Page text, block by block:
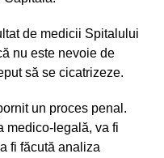
de medicii Spitalului
nu este nevoie de
să se cicatrizeze.
un proces penal.
medico-legală, va fi
fi făcută analiza